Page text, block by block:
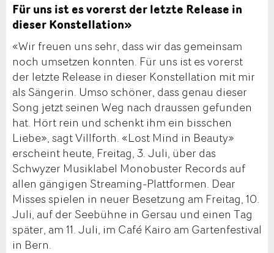
Für uns ist es vorerst der letzte Release in
dieser Konstellation»
«Wir freuen uns sehr, dass wir das gemeinsam
noch umsetzen konnten. Für uns ist es vorerst
der letzte Release in dieser Konstellation mit mir
als Sängerin. Umso schöner, dass genau dieser
Song jetzt seinen Weg nach draussen gefunden
hat. Hört rein und schenkt ihm ein bisschen
Liebe», sagt Villforth. «Lost Mind in Beauty»
erscheint heute, Freitag, 3. Juli, über das
Schwyzer Musiklabel Monobuster Records auf
allen gängigen Streaming-Plattformen. Dear
Misses spielen in neuer Besetzung am Freitag, 10.
Juli, auf der Seebühne in Gersau und einen Tag
später, am 11. Juli, im Café Kairo am Gartenfestival
in Bern.